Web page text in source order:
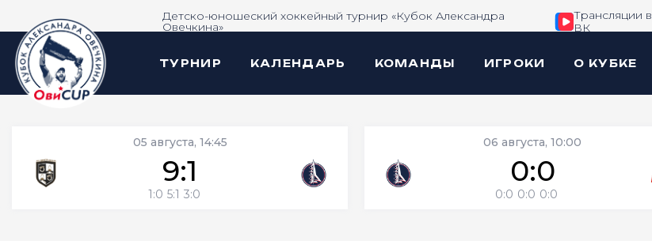
Детско-юношеский хоккейный турнир «Кубок Александра
Овечкина»
Трансляции в
ВК
ТУРНИР КАЛЕНДАРЬ КОМАНДЫ ИГРОКИ О КУБКЕ
05 августа, 14:45
9:1
1:0 5:1 3:0
06 августа, 10:00
0:0
0:0 0:0 0:0